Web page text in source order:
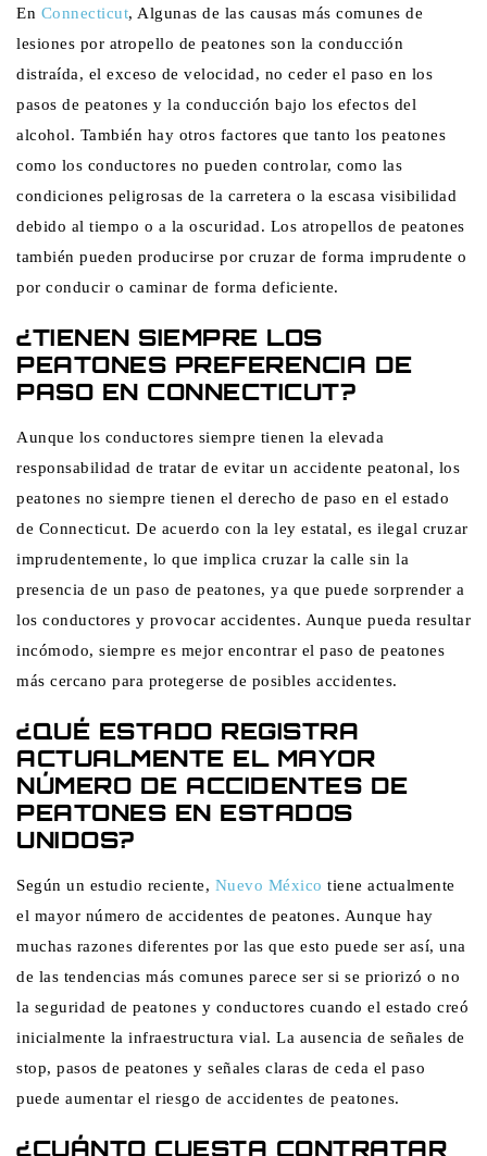
En Connecticut, Algunas de las causas más comunes de
lesiones por atropello de peatones son la conducción
distraída, el exceso de velocidad, no ceder el paso en los
pasos de peatones y la conducción bajo los efectos del
alcohol. También hay otros factores que tanto los peatones
como los conductores no pueden controlar, como las
condiciones peligrosas de la carretera o la escasa visibilidad
debido al tiempo o a la oscuridad. Los atropellos de peatones
también pueden producirse por cruzar de forma imprudente o
por conducir o caminar de forma deficiente.
¿TIENEN SIEMPRE LOS
PEATONES PREFERENCIA DE
PASO EN CONNECTICUT?
Aunque los conductores siempre tienen la elevada
responsabilidad de tratar de evitar un accidente peatonal, los
peatones no siempre tienen el derecho de paso en el estado
de Connecticut. De acuerdo con la ley estatal, es ilegal cruzar
imprudentemente, lo que implica cruzar la calle sin la
presencia de un paso de peatones, ya que puede sorprender a
los conductores y provocar accidentes. Aunque pueda resultar
incómodo, siempre es mejor encontrar el paso de peatones
más cercano para protegerse de posibles accidentes.
¿QUÉ ESTADO REGISTRA
ACTUALMENTE EL MAYOR
NÚMERO DE ACCIDENTES DE
PEATONES EN ESTADOS
UNIDOS?
Según un estudio reciente, Nuevo México tiene actualmente
el mayor número de accidentes de peatones. Aunque hay
muchas razones diferentes por las que esto puede ser así, una
de las tendencias más comunes parece ser si se priorizó o no
la seguridad de peatones y conductores cuando el estado creó
inicialmente la infraestructura vial. La ausencia de señales de
stop, pasos de peatones y señales claras de ceda el paso
puede aumentar el riesgo de accidentes de peatones.
¿CUÁNTO CUESTA CONTRATAR